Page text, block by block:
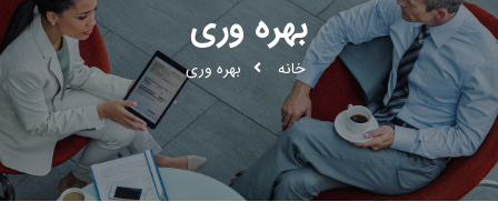
بهره وری
خانه بهره وری